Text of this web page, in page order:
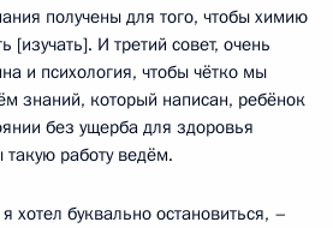
получены для того, чтобы химию
[изучать]. И третий совет, очень
и психология, чтобы чётко мы
знаний, который написан, ребёнок
без ущерба для здоровья
работу ведём.
хотел буквально остановиться, –